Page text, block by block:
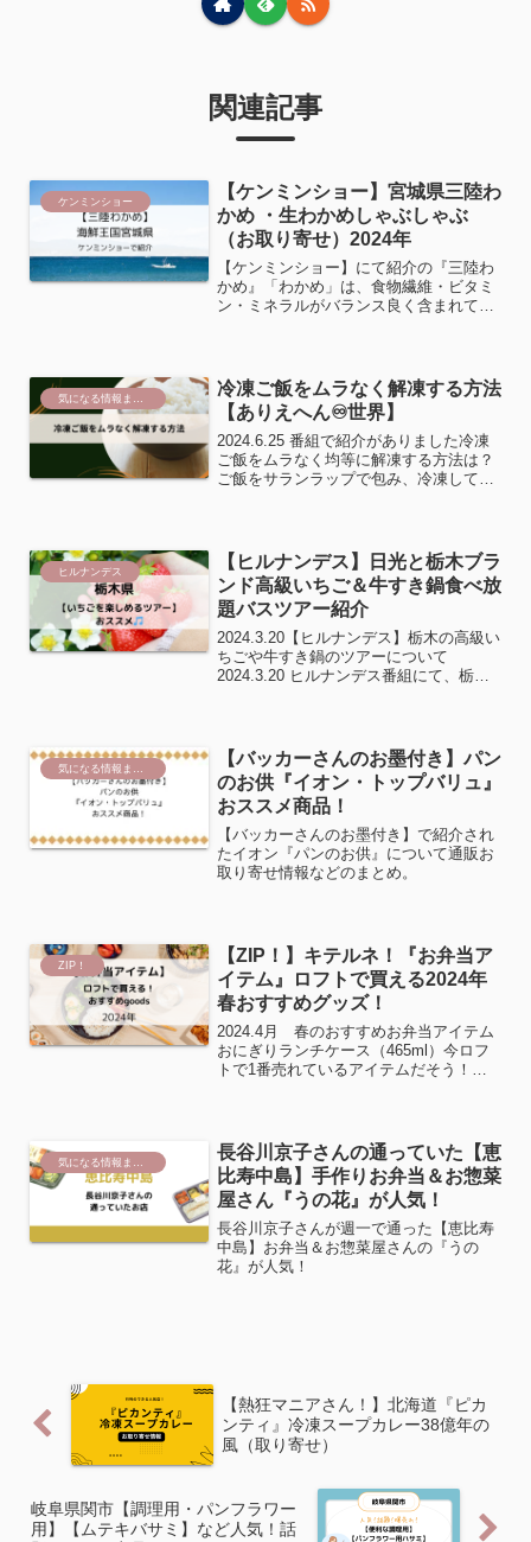
関連記事
ケンミンショー
【ケンミンショー】宮城県三陸わ
かめ ・生わかめしゃぶしゃぶ
（お取り寄せ）2024年
【ケンミンショー】にて紹介の『三陸わ
かめ』「わかめ」は、食物繊維・ビタミ
ン・ミネラルがバランス良く含まれてい
国生産量日本一！肉厚さと...
冷凍ご飯をムラなく解凍する方法
【ありえへん♾️世界】
2024.6.25 番組で紹介がありました冷凍
ご飯をムラなく均等に解凍する方法は？
ご飯をサランラップで包み、冷凍して保
あります...
ヒルナンデス
【ヒルナンデス】日光と栃木ブラ
ンド高級いちご＆牛すき鍋食べ放
題バスツアー紹介
2024.3.20【ヒルナンデス】栃木の高級い
ちごや牛すき鍋のツアーについて
2024.3.20 ヒルナンデス番組にて、栃木
ー番組で紹...
【バッカーさんのお墨付き】パン
のお供『イオン・トップバリュ』
おススメ商品！
【バッカーさんのお墨付き】で紹介され
たイオン『パンのお供』について通販お
取り寄せ情報などのまとめ。
ZIP！
【ZIP！】キテルネ！『お弁当ア
イテム』ロフトで買える2024年
春おすすめグッズ！
2024.4月 春のおすすめお弁当アイテム
おにぎりランチケース（465ml）今ロフ
トで1番売れているアイテムだそう！！
来て、レンジ...
長谷川京子さんの通っていた【恵
比寿中島】手作りお弁当＆お惣菜
屋さん『うの花』が人気！
長谷川京子さんが週一で通った【恵比寿
中島】お弁当＆お惣菜屋さんの『うの
花』が人気！
【熱狂マニアさん！】北海道『ピカ
ンティ』冷凍スープカレー38億年の
風（取り寄せ）
岐阜県関市【調理用・パンフラワー
用】【ムテキバサミ】など人気！話